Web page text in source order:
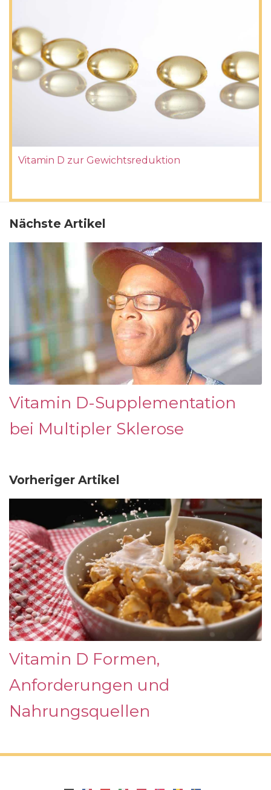
Vitamin D zur Gewichtsreduktion
Nächste Artikel
Vitamin D-Supplementation
bei Multipler Sklerose
Vorheriger Artikel
Vitamin D Formen,
Anforderungen und
Nahrungsquellen